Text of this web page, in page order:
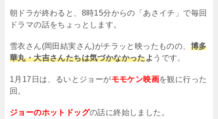
朝ドラが終わると、 8時15分からの「あさイチ」で毎回
ドラマの話をちょっとします。
雪衣さん(岡田結実さん)がチラッと映ったものの、 博多
華丸・大吉さんたちは気づかなかったよ うです。
1月17日は、るいとジョーがモモケン映画を観に行った
回。
ジョーのホットドッグの話に終始しました。